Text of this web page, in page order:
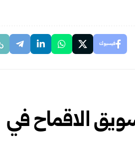
فيسبوك
37 مركزاً لتسويق الاقماح في